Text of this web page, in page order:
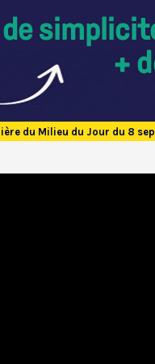
du Milieu du Jour du 8